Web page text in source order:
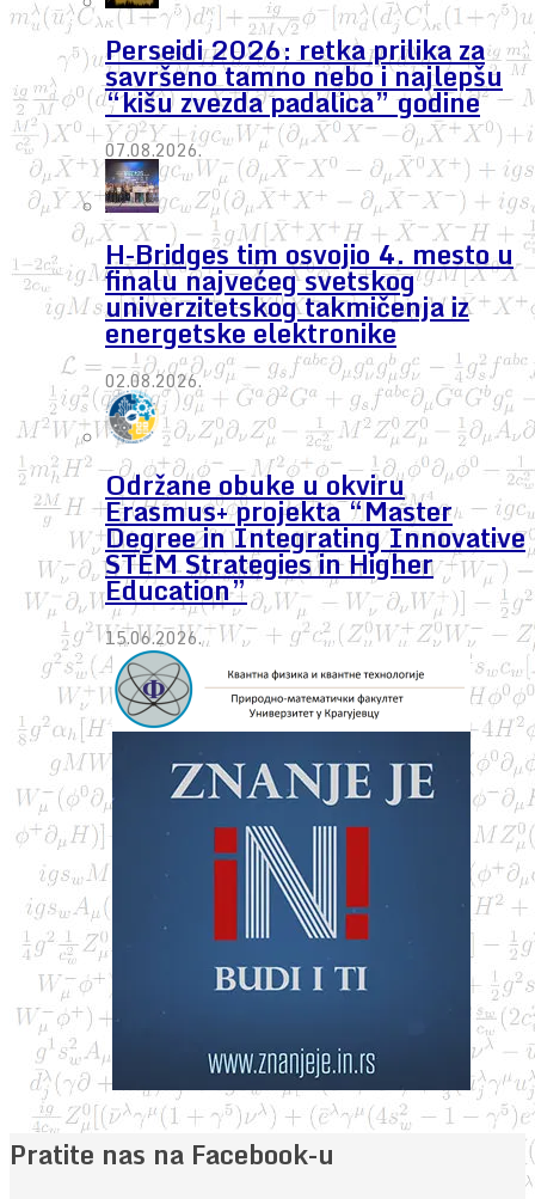
Perseidi 2026: retka prilika za
savršeno tamno nebo i najlepšu
“kišu zvezda padalica” godine
07.08.2026.
H-Bridges tim osvojio 4. mesto u
finalu najvećeg svetskog
univerzitetskog takmičenja iz
energetske elektronike
02.08.2026.
Održane obuke u okviru
Erasmus+ projekta “Master
Degree in Integrating Innovative
STEM Strategies in Higher
Education”
15.06.2026.
Pratite nas na Facebook-u